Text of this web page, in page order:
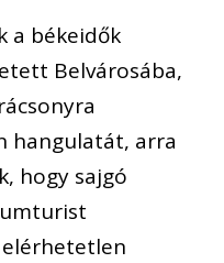
a békeidők
Belvárosába,
hangulatát, arra
hogy sajgó